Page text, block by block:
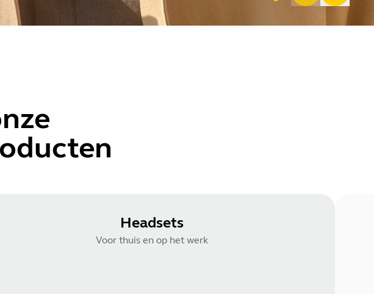
Headsets
Voor thuis en op het werk